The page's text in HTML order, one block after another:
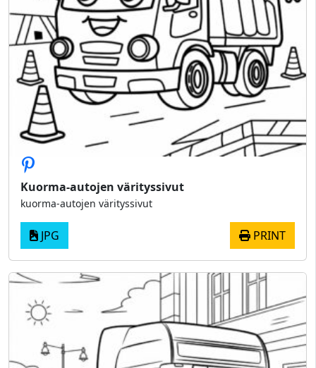
Kuorma-autojen värityssivut
kuorma-autojen värityssivut
JPG PRINT